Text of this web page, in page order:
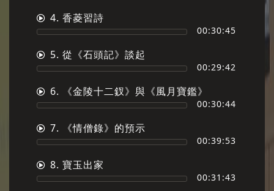
4. 香菱習詩
00:30:45
5. 從《石頭記》談起
00:29:42
6. 《金陵十二釵》與《風月寶鑑》
00:30:44
7. 《情僧錄》的預示
00:39:53
8. 寶玉出家
00:31:43